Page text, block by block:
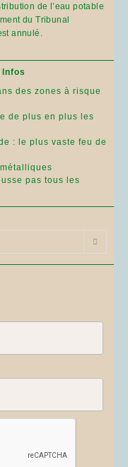
de l’eau potable
du Tribunal
annulé.
des zones à risque
de plus en plus les
: le plus vaste feu de
pas tous les